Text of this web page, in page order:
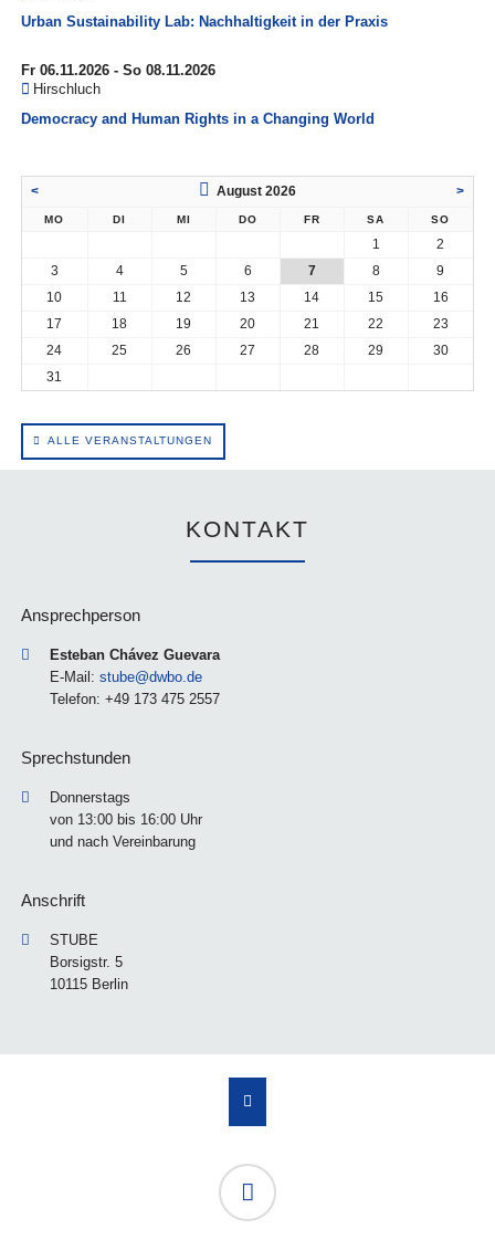
Urban Sustainability Lab: Nachhaltigkeit in der Praxis
Fr 06.11.2026 - So 08.11.2026
Hirschluch
Democracy and Human Rights in a Changing World
< August 2026 >
MO DI MI DO FR SA SO
1
2
3
4 5 6 7 8
9
10
11 12 13 14 15
16
17
18 19 20 21 22
23
24
25 26 27 28 29
30
31
ALLE VERANSTALTUNGEN
KONTAKT
Ansprechperson
Esteban Chávez Guevara
E-Mail: stube@dwbo.de
Telefon: +49 173 475 2557
Sprechstunden
Donnerstags
von 13:00 bis 16:00 Uhr
und nach Vereinbarung
Anschrift
STUBE
Borsigstr. 5
10115 Berlin